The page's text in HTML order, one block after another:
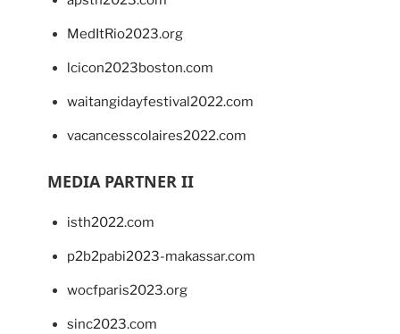
MedItRio2023.org
lcicon2023boston.com
waitangidayfestival2022.com
vacancesscolaires2022.com
MEDIA PARTNER II
isth2022.com
p2b2pabi2023-makassar.com
wocfparis2023.org
sinc2023.com